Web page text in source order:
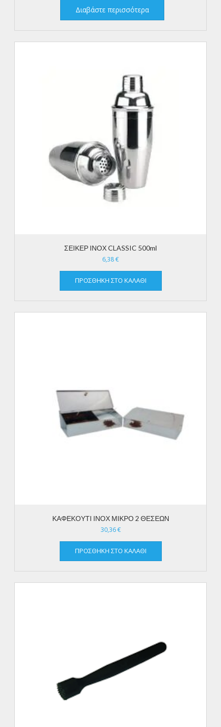
Διαβάστε περισσότερα
ΣΕΙΚΕΡ ΙΝΟΧ CLASSIC 500ml
6,38€
ΠΡΟΣΘΉΚΗ ΣΤΟ ΚΑΛΆΘΙ
ΚΑΦΕΚΟΥΤΙ ΙΝΟΧ ΜΙΚΡΟ 2 ΘΕΣΕΩΝ
30,36€
ΠΡΟΣΘΉΚΗ ΣΤΟ ΚΑΛΆΘΙ